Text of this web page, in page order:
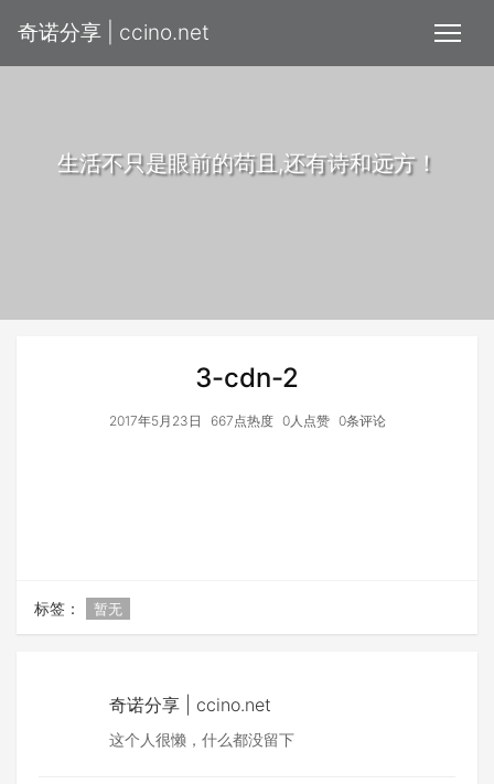
奇诺分享 | ccino.net
生活不只是眼前的苟且,还有诗和远方！
3-cdn-2
2017年5月23日 667点热度 0人点赞 0条评论
标签： 暂无
奇诺分享 | ccino.net
这个人很懒，什么都没留下